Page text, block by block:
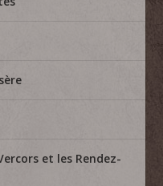
et les Rendez-